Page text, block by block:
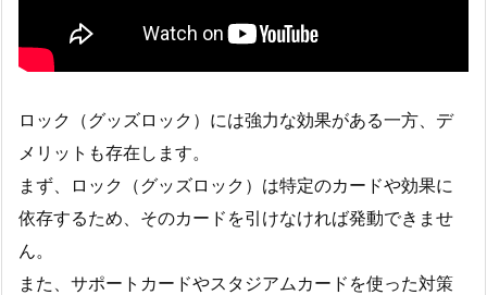
ロック（グッズロック）には強力な効果がある一方、デ
メリットも存在します。
まず、ロック（グッズロック）は特定のカードや効果に
依存するため、そのカードを引けなければ発動できませ
ん。
また、サポートカードやスタジアムカードを使った対策